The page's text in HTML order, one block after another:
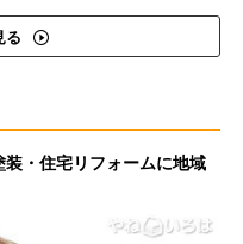
る
・住宅リフォームに地域